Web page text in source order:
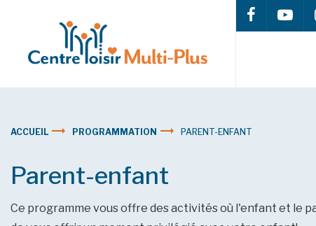
ACCUEIL PROGRAMMATION PARENT-ENFANT
Parent-enfant
Ce programme vous offre des activités où l'enfant et le